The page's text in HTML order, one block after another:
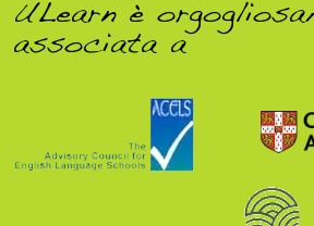
ULearn è
associata a